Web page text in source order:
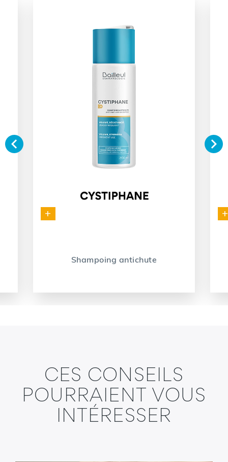

+
Shampoing antichute
+

CES CONSEILS
POURRAIENT VOUS
INTÉRESSER